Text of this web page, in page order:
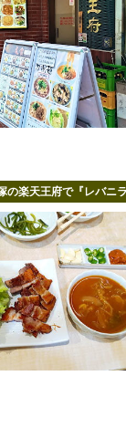
の楽天王府で『レバニ